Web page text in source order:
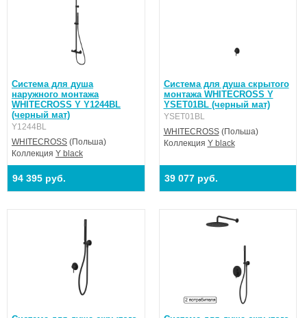
Система для душа
наружного монтажа
WHITECROSS Y Y1244BL
(черный мат)
Y1244BL
WHITECROSS (Польша)
Коллекция Y black
94 395 руб.
Система для душа скрытого
монтажа WHITECROSS Y
YSET01BL (черный мат)
YSET01BL
WHITECROSS(Польша)
Коллекция Y black
39 077 руб.